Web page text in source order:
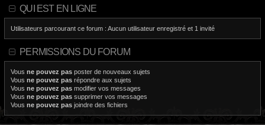
QUI EST EN LIGNE
Utilisateurs parcourant ce forum : Aucun utilisateur enregistré et 1 invité
PERMISSIONS DU FORUM
Vous ne pouvez pas poster de nouveaux sujets
Vous ne pouvez pas répondre aux sujets
Vous ne pouvez pas modifier vos messages
Vous ne pouvez pas supprimer vos messages
Vous ne pouvez pas joindre des fichiers